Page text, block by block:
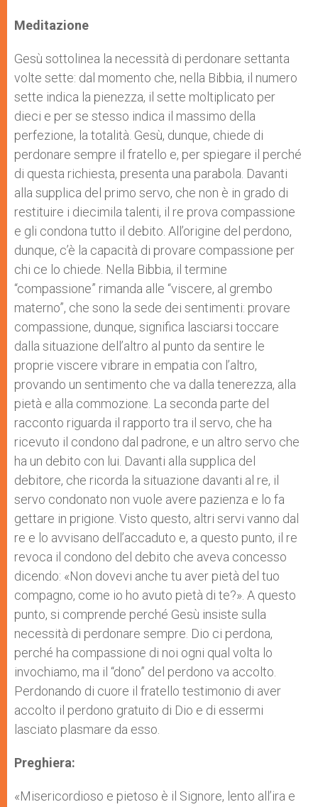
Meditazione
Gesù sottolinea la necessità di perdonare settanta
volte sette: dal momento che, nella Bibbia, il numero
sette indica la pienezza, il sette moltiplicato per
dieci e per se stesso indica il massimo della
perfezione, la totalità. Gesù, dunque, chiede di
perdonare sempre il fratello e, per spiegare il perché
di questa richiesta, presenta una parabola. Davanti
alla supplica del primo servo, che non è in grado di
restituire i diecimila talenti, il re prova compassione
e gli condona tutto il debito. All’origine del perdono,
dunque, c’è la capacità di provare compassione per
chi ce lo chiede. Nella Bibbia, il termine
“compassione” rimanda alle “viscere, al grembo
materno”, che sono la sede dei sentimenti: provare
compassione, dunque, significa lasciarsi toccare
dalla situazione dell’altro al punto da sentire le
proprie viscere vibrare in empatia con l’altro,
provando un sentimento che va dalla tenerezza, alla
pietà e alla commozione. La seconda parte del
racconto riguarda il rapporto tra il servo, che ha
ricevuto il condono dal padrone, e un altro servo che
ha un debito con lui. Davanti alla supplica del
debitore, che ricorda la situazione davanti al re, il
servo condonato non vuole avere pazienza e lo fa
gettare in prigione. Visto questo, altri servi vanno dal
re e lo avvisano dell’accaduto e, a questo punto, il re
revoca il condono del debito che aveva concesso
dicendo: «Non dovevi anche tu aver pietà del tuo
compagno, come io ho avuto pietà di te?». A questo
punto, si comprende perché Gesù insiste sulla
necessità di perdonare sempre. Dio ci perdona,
perché ha compassione di noi ogni qual volta lo
invochiamo, ma il “dono” del perdono va accolto.
Perdonando di cuore il fratello testimonio di aver
accolto il perdono gratuito di Dio e di essermi
lasciato plasmare da esso.
Preghiera:
«Misericordioso e pietoso è il Signore, lento all’ira e